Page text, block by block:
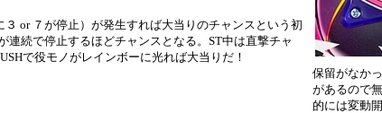
or ７が停止）が発生すれば大当りのチャンスという初
連続で停止するほどチャンスとなる。ST中は直撃チャ
で役モノがレインボーに光れば大当りだ！
保留がなか
があるので
的には変動